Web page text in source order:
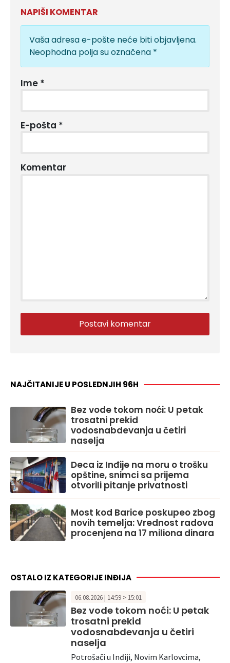
NAPIŠI KOMENTAR
Vaša adresa e-pošte neće biti objavljena.
Neophodna polja su označena *
Ime *
E-pošta *
Komentar
NAJČITANIJE U POSLEDNJIH 96H
Bez vode tokom noći: U petak
trosatni prekid
vodosnabdevanja u četiri
naselja
Deca iz Inđije na moru o trošku
opštine, snimci sa prijema
otvorili pitanje privatnosti
Most kod Barice poskupeo zbog
novih temelja: Vrednost radova
procenjena na 17 miliona dinara
OSTALO IZ KATEGORIJE INĐIJA
06.08.2026 | 14:59 > 15:01
Bez vode tokom noći: U petak
trosatni prekid
vodosnabdevanja u četiri
naselja
Potrošači u Inđiji, Novim Karlovcima,